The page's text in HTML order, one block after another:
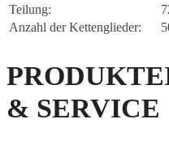
Teilung:
Anzahl der Kettenglieder:
& SERVICE